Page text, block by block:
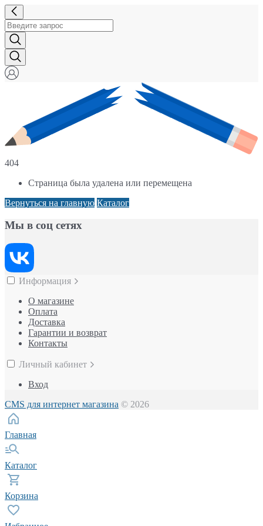
404
Страница была удалена или перемещена
Вернуться на главную Каталог
Мы в соц сетях
Информация
О магазине
Оплата
Доставка
Гарантии и возврат
Контакты
Личный кабинет
Вход
CMS для интернет магазина © 2026
Главная
Каталог
Корзина